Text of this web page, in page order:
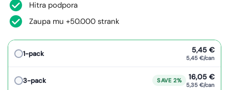
Hitra podpora
Zaupa mu +50.000 strank
1-pack 5,45 €
5,45 €/can
3-pack SAVE 2% 16,05 €
5,35 €/can